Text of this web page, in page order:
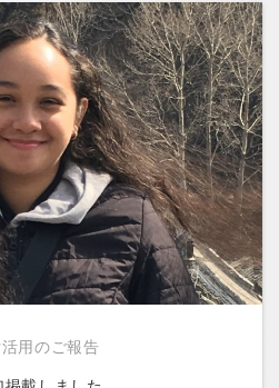
用のご報告